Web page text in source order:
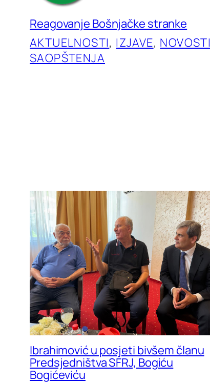
Reagovanje Bošnjačke stranke
AKTUELNOSTI, IZJAVE, NOVOSTI
SAOPŠTENJA
Ibrahimović u posjeti bivšem članu
Predsjedništva SFRJ, Bogiću
Bogićeviću